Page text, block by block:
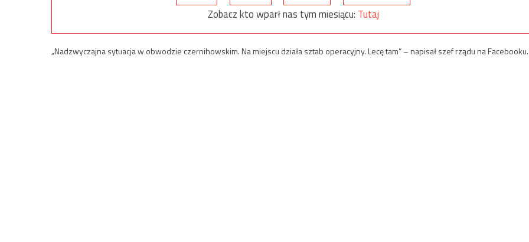
Zobacz kto wparł nas tym miesiącu: Tutaj
„Nadzwyczajna sytuacja w obwodzie czernihowskim. Na miejscu działa sztab operacyjny. Lecę tam” – napisał szef rządu na Facebooku.